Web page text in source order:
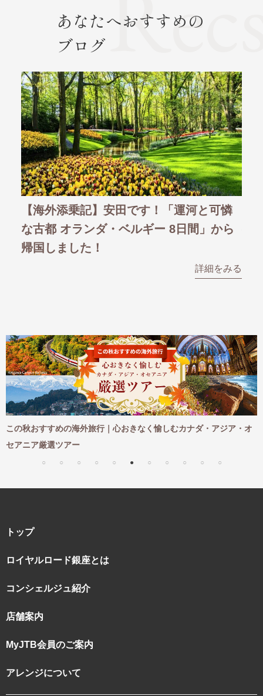
あなたへおすすめの
ブログ
安田です！「運河と可憐
ダ・ベルギー 8日間」から
【4/26(金)発売】『
行』国内 夏秋号
この秋おすすめの海外旅行｜心おきなく愉しむカナダ・アジア・オ
セアニア厳選ツアー
トップ
ロイヤルロード銀座とは
コンシェルジュ紹介
店舗案内
MyJTB会員のご案内
アレンジについて